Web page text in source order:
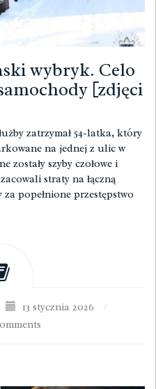
wybryk. Celo
[zdjęci
zatrzymał 54-latka, który
na jednej z ulic w
zostały szyby czołowe i
straty na łączną
popełnione przestępstwo
13 stycznia 2026
/